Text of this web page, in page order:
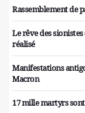
Rassemblement de
Le rêve des
réalisé
Manifestations
Macron
17 mille martyrs